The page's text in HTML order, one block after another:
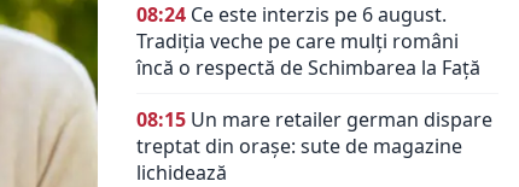
08:24 Ce este interzis pe 6 august.
Tradiția veche pe care mulți români
încă o respectă de Schimbarea la Față
08:15 Un mare retailer german dispare
treptat din orașe: sute de magazine
lichidează